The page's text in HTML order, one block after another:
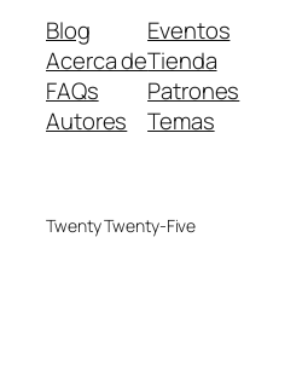
Blog
Acerca de
FAQs
Autores
Eventos
Tienda
Patrones
Temas
Twenty Twenty-Five